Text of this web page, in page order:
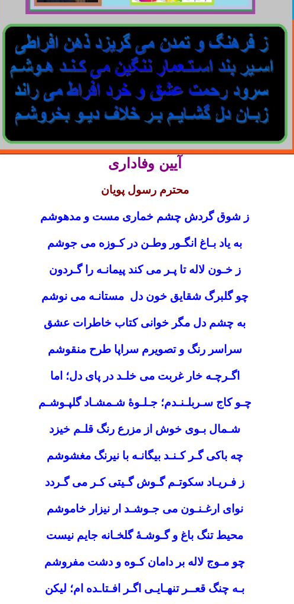
آیین وفاداری
محترم رسول پویان
ز شوق گردش چشم خماری مست و مدهوشم
به یاد بـاغ انگـور وطـن در کـوزه می جوشم
ز خـون لاله تا پـر می کند پیمانـه را گـردون
چو گلبرگ شقایق خون دل مستانـه می نوشم
به چشم دل مگر خوانی کتاب خاطرات عشق
سراسر رنگ و تصویرم سراپا طرح منقوشم
اگـرچـه خار غربت می خلـد در پای دل؛ اما
چـو کاج سـربلـنـدم؛ جـلـوۀ شـمشـاد گلپـوشـم
شـمال بـوی خوش از مزرع رنگ قلـم خیزد
چه باکی گـر کـنـد بیگانـه با نیرنگ مغشوشم
ز فـریـاد سکوتـم گـوش گـیتی کـر می گـردد
نوای ارغـنـون می جـوشـد ار نیزار خاموشم
محیط تنگ باغ و گـوشـۀ گلخـانه جایم نیست
چو مـوج لاله بر دامان کـوه و دشت مفروشم
بـه چنگ قعــر تنهـایـی اگـر افـتاـده ام؛ لیکن